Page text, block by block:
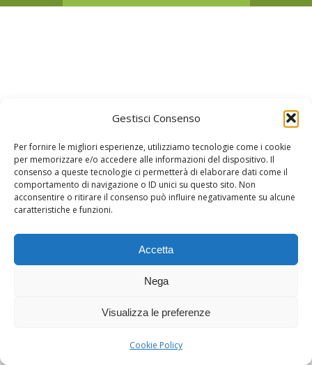
Gestisci Consenso
Per fornire le migliori esperienze, utilizziamo tecnologie come i cookie
per memorizzare e/o accedere alle informazioni del dispositivo. Il
consenso a queste tecnologie ci permetterà di elaborare dati come il
comportamento di navigazione o ID unici su questo sito. Non
acconsentire o ritirare il consenso può influire negativamente su alcune
caratteristiche e funzioni.
Accetta
Nega
Visualizza le preferenze
Cookie Policy
La Nostra Salute
possiamo preservarlo con le mosse
giuste.
Il Nostro Cibo
È la nostra importante arma di
prevenzione, cura, ma anche di
malattia… dipende da noi scegliere!
La Nostra Mente
Con le giuste attenzioni diventa la